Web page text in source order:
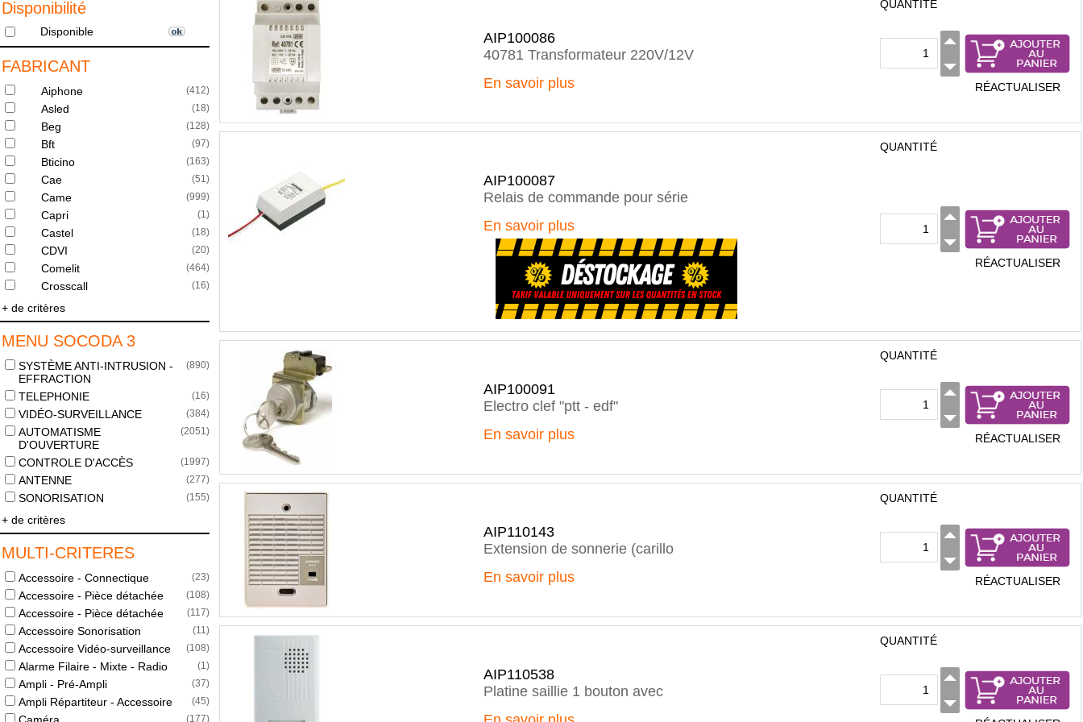
Disponibilité
Disponible
FABRICANT
Aiphone (412)
Asled (18)
Beg (128)
Bft (97)
Bticino (163)
Cae (51)
Came (999)
Capri (1)
Castel (18)
CDVI (20)
Comelit (464)
Crosscall (16)
+ de critères
MENU SOCODA 3
SYSTÈME ANTI-INTRUSION -
EFFRACTION
(890)
TELEPHONIE (16)
VIDÉO-SURVEILLANCE (384)
AUTOMATISME
D'OUVERTURE
(2051)
CONTROLE D'ACCÈS (1997)
ANTENNE (277)
SONORISATION (155)
+ de critères
MULTI-CRITERES
Accessoire - Connectique (23)
Accessoire - Pièce détachée (108)
Accessoire - Pièce détachée (117)
Accessoire Sonorisation (11)
Accessoire Vidéo-surveillance (108)
Alarme Filaire - Mixte - Radio (1)
Ampli - Pré-Ampli (37)
Ampli Répartiteur - Accessoire (45)
(177)
AIP100086
40781 Transformateur 220V/12V
En savoir plus
QUANTITÉ
RÉACTUALISER
AIP100087
Relais de commande pour série
En savoir plus
QUANTITÉ
RÉACTUALISER
AIP100091
Electro clef "ptt - edf"
En savoir plus
QUANTITÉ
RÉACTUALISER
AIP110143
Extension de sonnerie (carillo
En savoir plus
QUANTITÉ
RÉACTUALISER
AIP110538
Platine saillie 1 bouton avec
QUANTITÉ